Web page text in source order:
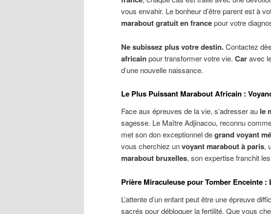
vous envahir. Le bonheur d’être parent est à
marabout gratuit en francepour votre
Ne subissez plus votre destin.Contactez
africainpour transformer votre vie. Caravec
d’une nouvelle naissance.
Le Plus Puissant Marabout Africain :
Face aux épreuves de la vie, s’adresser au le
sagesse. Le Maître Adjinacou, reconnu
met son don exceptionnel degrand voyant
vous cherchiez unvoyant marabout à paris,
marabout bruxelles, son expertise franchit
Prière Miraculeuse pour Tomber Enceinte
L’attente d’un enfant peut être une épreuve
sacrés pour débloquer la fertilité. Que vous